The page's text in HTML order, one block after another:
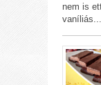
nem is
vaníliás...